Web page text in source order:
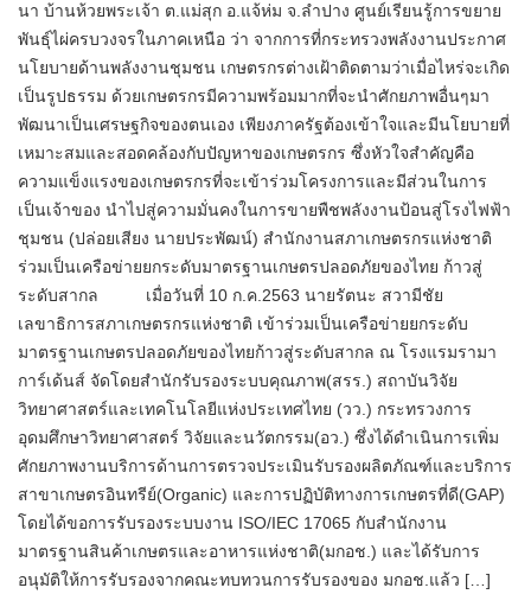
Search
for:
นา บ้านห้วยพระเจ้า ต.แม่สุก อ.แจ้ห่ม จ.ลำปาง ศูนย์เรียนรู้การขยาย
พันธุ์ไผ่ครบวงจรในภาคเหนือ ว่า จากการที่กระทรวงพลังงานประกาศ
นโยบายด้านพลังงานชุมชน เกษตรกรต่างเฝ้าติดตามว่าเมื่อไหร่จะเกิด
เป็นรูปธรรม ด้วยเกษตรกรมีความพร้อมมากที่จะนำศักยภาพอื่นๆมา
พัฒนาเป็นเศรษฐกิจของตนเอง เพียงภาครัฐต้องเข้าใจและมีนโยบายที่
เหมาะสมและสอดคล้องกับปัญหาของเกษตรกร ซึ่งหัวใจสำคัญคือ
ความแข็งแรงของเกษตรกรที่จะเข้าร่วมโครงการและมีส่วนในการ
เป็นเจ้าของ นำไปสู่ความมั่นคงในการขายพืชพลังงานป้อนสู่โรงไฟฟ้า
ชุมชน (ปล่อยเสียง นายประพัฒน์) สำนักงานสภาเกษตรกรแห่งชาติ
ร่วมเป็นเครือข่ายยกระดับมาตรฐานเกษตรปลอดภัยของไทย ก้าวสู่
ระดับสากล เมื่อวันที่ 10 ก.ค.2563 นายรัตนะ สวามีชัย
เลขาธิการสภาเกษตรกรแห่งชาติ เข้าร่วมเป็นเครือข่ายยกระดับ
มาตรฐานเกษตรปลอดภัยของไทยก้าวสู่ระดับสากล ณ โรงแรมรามา
การ์เด้นส์ จัดโดยสำนักรับรองระบบคุณภาพ(สรร.) สถาบันวิจัย
วิทยาศาสตร์และเทคโนโลยีแห่งประเทศไทย (วว.) กระทรวงการ
อุดมศึกษาวิทยาศาสตร์ วิจัยและนวัตกรรม(อว.) ซึ่งได้ดำเนินการเพิ่ม
ศักยภาพงานบริการด้านการตรวจประเมินรับรองผลิตภัณฑ์และบริการ
สาขาเกษตรอินทรีย์(Organic) และการปฏิบัติทางการเกษตรที่ดี(GAP)
โดยได้ขอการรับรองระบบงาน ISO/IEC 17065 กับสำนักงาน
มาตรฐานสินค้าเกษตรและอาหารแห่งชาติ(มกอช.) และได้รับการ
อนุมัติให้การรับรองจากคณะทบทวนการรับรองของ มกอช.แล้ว […]